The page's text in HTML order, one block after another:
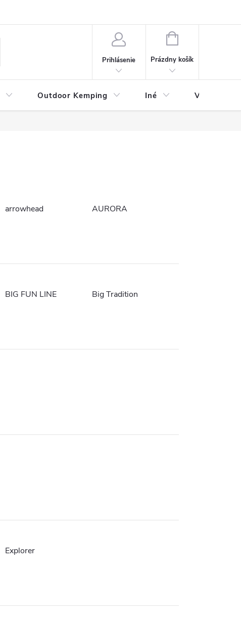
Prihlásenie
NÁKUPNÝ
Prázdny košík
Outdoor Kemping Iné Veľkostná
arrowhead AURORA
BIG FUN LINE Big Tradition
Explorer